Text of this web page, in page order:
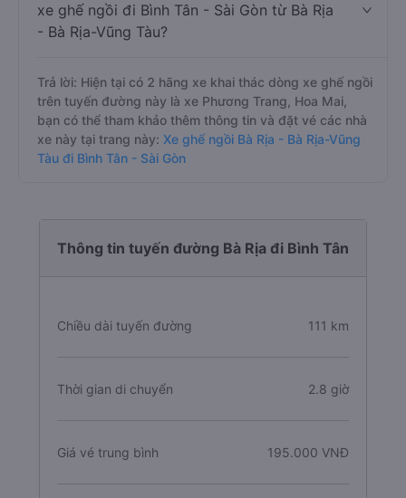
xe ghế ngồi đi Bình Tân - Sài Gòn từ Bà Rịa
- Bà Rịa-Vũng Tàu?
Trả lời: Hiện tại có 2 hãng xe khai thác dòng xe ghế ngồi
trên tuyến đường này là xe Phương Trang, Hoa Mai,
bạn có thể tham khảo thêm thông tin và đặt vé các nhà
xe này tại trang này: Xe ghế ngồi Bà Rịa - Bà Rịa-Vũng
Tàu đi Bình Tân - Sài Gòn
Thông tin tuyến đường Bà Rịa đi Bình Tân
Chiều dài tuyến đường 111 km
Thời gian di chuyển 2.8 giờ
Giá vé trung bình 195.000 VNĐ